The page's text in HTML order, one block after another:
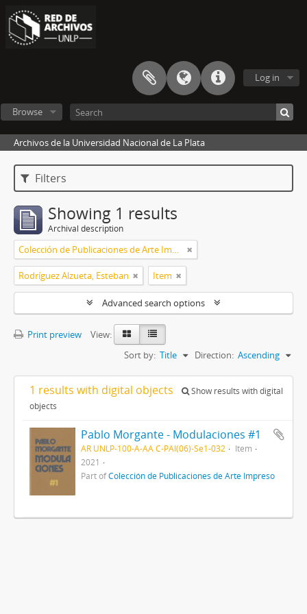
Log in
Browse
Archivos de la Universidad Nacional de La Plata
Filters
Showing 1 results
Archival description
Colección de Publicaciones de Arte Impreso
Rodríguez Alzueta, Esteban Item
Advanced search options
Print preview
View:
Sort by: Title Direction: Ascending
1 results with digital objects
Show results with digital
objects
Pablo Morgante - Modulaciones #1
AR UNLP-100-A-AA C-PAI(06)-Se1-032
Item
2021
Part ofColección de Publicaciones de Arte Impreso